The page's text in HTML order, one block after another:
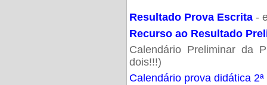
Resultado Prova Escrita -
Recurso ao Resultado
Calendário Preliminar da
dois!!!)
Calendário prova didática